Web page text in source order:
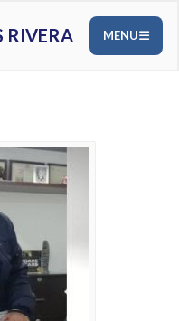
RIVERA MENU